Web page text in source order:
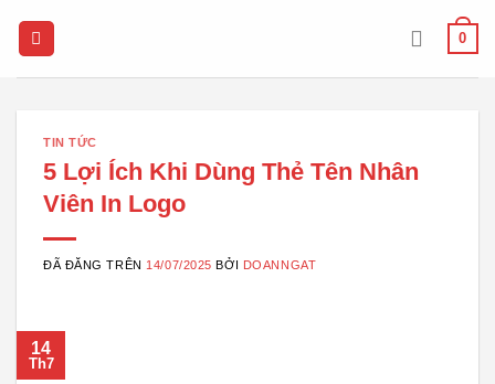
0
TIN TỨC
5 Lợi Ích Khi Dùng Thẻ Tên Nhân
Viên In Logo
ĐÃ ĐĂNG TRÊN 14/07/2025 BỞI DOANNGAT
14
Th7